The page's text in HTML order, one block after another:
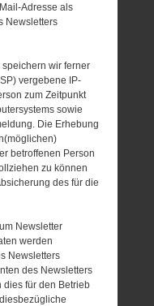
Adresse als
Newsletters
wir ferner
vergebene IP-
zum Zeitpunkt
sowie
Die Erhebung
betroffenen Person
zu können
des für die
Newsletter
werden
Newsletters
des Newsletters
dies für den Betrieb